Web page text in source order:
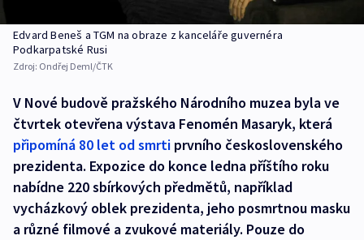
Edvard Beneš a TGM na obraze z kanceláře guvernéra
Podkarpatské Rusi
Zdroj: Ondřej Deml/ČTK
V Nové budově pražského Národního muzea byla ve
čtvrtek otevřena výstava Fenomén Masaryk, která
připomíná 80 let od smrti prvního československého
prezidenta. Expozice do konce ledna příštího roku
nabídne 220 sbírkových předmětů, například
vycházkový oblek prezidenta, jeho posmrtnou masku
a různé filmové a zvukové materiály. Pouze do